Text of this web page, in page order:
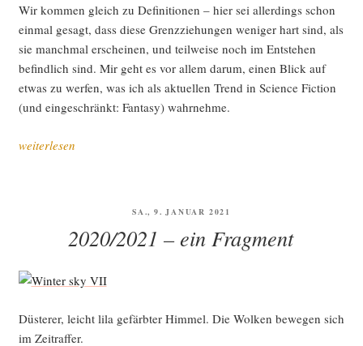
Wir kom­men gleich zu Defi­ni­tio­nen – hier sei aller­dings schon
ein­mal gesagt, dass die­se Grenz­zie­hun­gen weni­ger hart sind, als
sie manch­mal erschei­nen, und teil­wei­se noch im Ent­ste­hen
befind­lich sind. Mir geht es vor allem dar­um, einen Blick auf
etwas zu wer­fen, was ich als aktu­el­len Trend in Sci­ence Fic­tion
(und ein­ge­schränkt: Fan­ta­sy) wahrnehme.
„Hoff­
weiterlesen
VERÖFFENTLICHT
SA., 9. JANUAR 2021
2020/2021 – ein Fragment
Düs­te­rer, leicht lila gefärb­ter Him­mel. Die Wol­ken bewe­gen sich
im Zeitraffer.